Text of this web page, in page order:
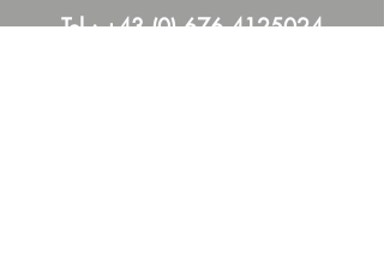
Tel.: +43 (0) 676 4125024